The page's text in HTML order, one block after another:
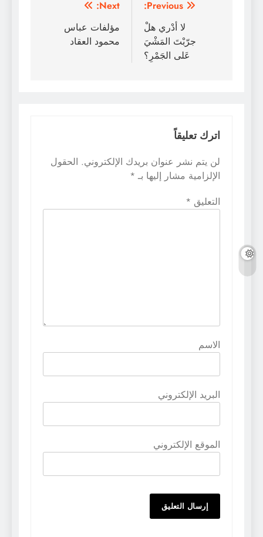
تصفّح
المقالات
Previous:
لا أدْري هلْ
جرّبْتَ المَشْيَ
عَلى الجَمْرِ؟
Next:
مؤلفات عباس
محمود العقاد
اترك تعليقاً
لن يتم نشر عنوان بريدك الإلكتروني. الحقول
الإلزامية مشار إليها بـ *
التعليق *
الاسم
البريد الإلكتروني
الموقع الإلكتروني